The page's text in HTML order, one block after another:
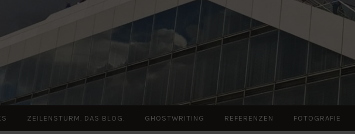
ZEILENSTURM. DAS BLOG. GHOSTWRITING REFERENZEN FOTOGRAFIE